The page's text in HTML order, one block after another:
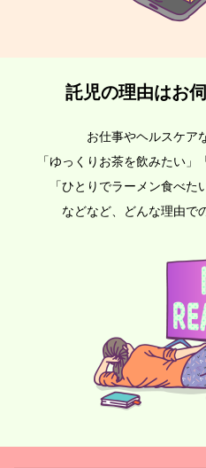
託児の理由はお
お仕事やヘルスケア
「ゆっくりお茶を飲みたい」
「ひとりでラーメン食べ
などなど、どんな理由で